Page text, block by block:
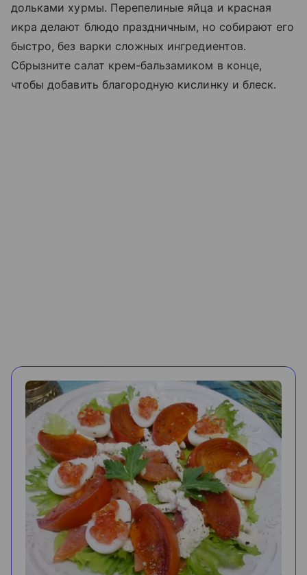
дольками хурмы. Перепелиные яйца и красная
икра делают блюдо праздничным, но собирают его
быстро, без варки сложных ингредиентов.
Сбрызните салат крем-бальзамиком в конце,
чтобы добавить благородную кислинку и блеск.